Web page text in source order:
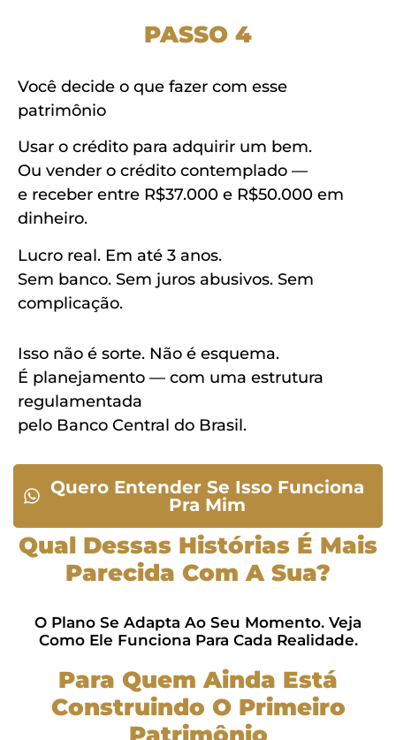
PASSO 4
Você decide o que fazer com esse
patrimônio
Usar o crédito para adquirir um bem.
Ou vender o crédito contemplado —
e receber entre R$37.000 e R$50.000 em
dinheiro.
Lucro real. Em até 3 anos.
Sem banco. Sem juros abusivos. Sem
complicação.
Isso não é sorte. Não é esquema.
É planejamento — com uma estrutura
regulamentada
pelo Banco Central do Brasil.
Quero Entender Se Isso Funciona
Pra Mim
Qual Dessas Histórias É Mais
Parecida Com A Sua?
O Plano Se Adapta Ao Seu Momento. Veja
Como Ele Funciona Para Cada Realidade.
Para Quem Ainda Está
Construindo O Primeiro